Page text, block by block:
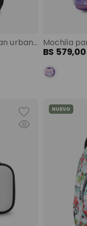
Mochila para niño spiderman urban grande rojo color: rojo
BS 579,00
NUEVO